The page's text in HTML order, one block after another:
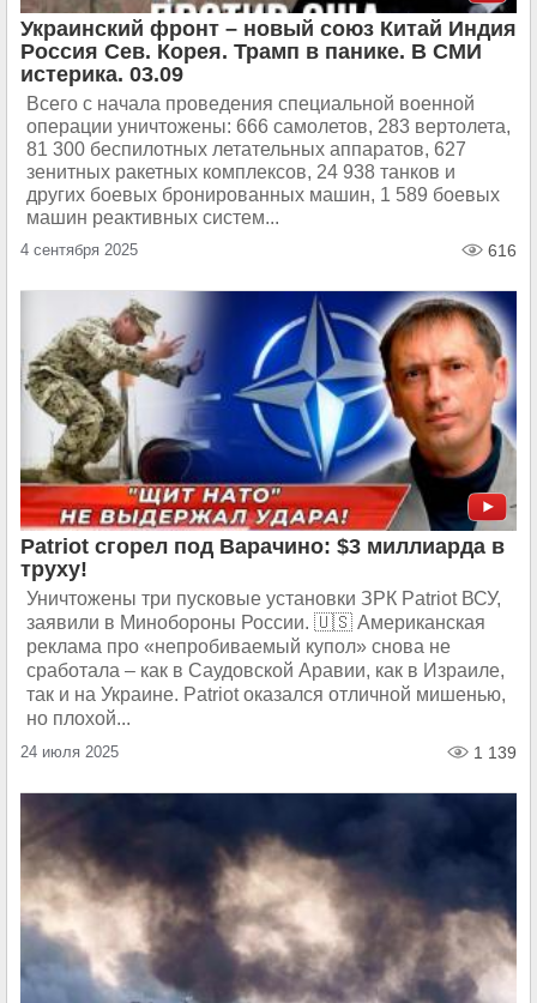
Украинский фронт – новый союз Китай Индия
Россия Сев. Корея. Трамп в панике. В СМИ
истерика. 03.09
Всего с начала проведения специальной военной
операции уничтожены: 666 самолетов, 283 вертолета,
81 300 беспилотных летательных аппаратов, 627
зенитных ракетных комплексов, 24 938 танков и
других боевых бронированных машин, 1 589 боевых
машин реактивных систем...
4 сентября 2025 616
Patriot сгорел под Варачино: $3 миллиарда в
труху!
Уничтожены три пусковые установки ЗРК Patriot ВСУ,
заявили в Минобороны России. 🇺🇸 Американская
реклама про «непробиваемый купол» снова не
сработала – как в Саудовской Аравии, как в Израиле,
так и на Украине. Patriot оказался отличной мишенью,
но плохой...
24 июля 2025 1 139